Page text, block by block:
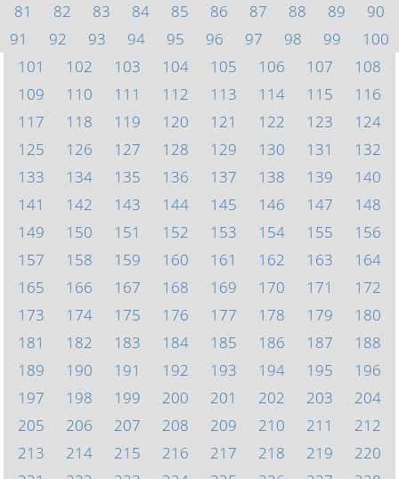
81
82 83 84 85 86 87 88 89
90
91
92 93 94 95 96 97 98 99
100
101
102 103 104 105 106 107
108
109
110 111 112 113 114 115
116
117
118 119 120 121 122 123
124
125
126 127 128 129 130 131
132
133
134 135 136 137 138 139
140
141
142 143 144 145 146 147
148
149
150 151 152 153 154 155
156
157
158 159 160 161 162 163
164
165
166 167 168 169 170 171
172
173
174 175 176 177 178 179
180
181
182 183 184 185 186 187
188
189
190 191 192 193 194 195
196
197
198 199 200 201 202 203
204
205
206 207 208 209 210 211
212
213
214 215 216 217 218 219
220